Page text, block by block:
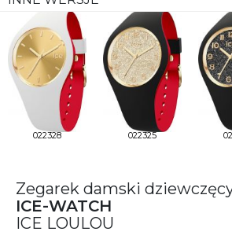
022328 022325
Zegarek damski
ICE-WATCH
ICE LOULOU